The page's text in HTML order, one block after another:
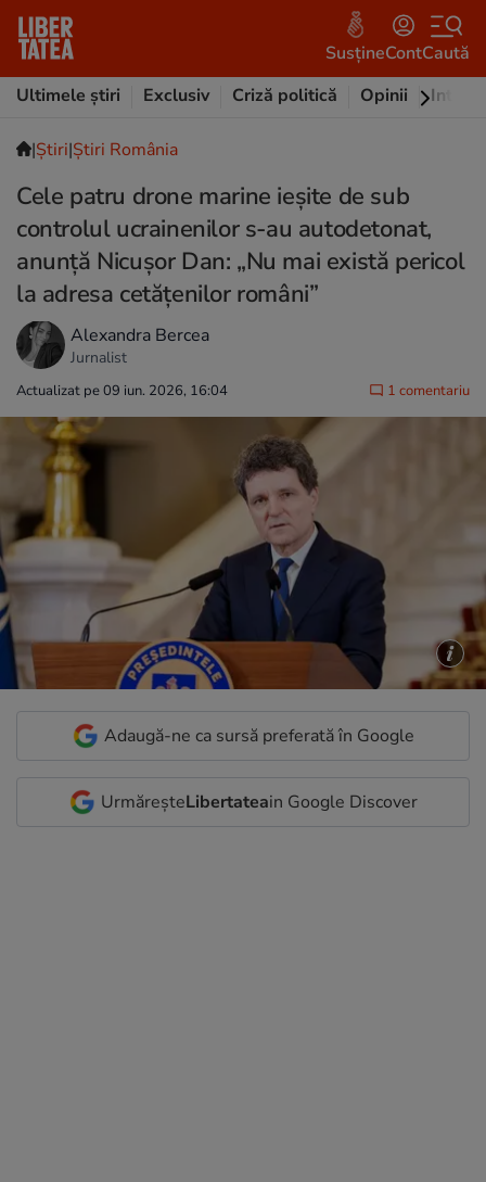
SusțineContCaută
Ultimele știri
Exclusiv Criză politică Opinii
|Ştiri|Știri România
Cele patru drone marine ieșite de sub
controlul ucrainenilor s-au autodetonat,
anunță Nicușor Dan: „Nu mai există pericol
la adresa cetățenilor români”
Alexandra Bercea
Jurnalist
Actualizat pe 09 iun. 2026, 16:04 1 comentariu
Adaugă-ne ca sursă preferată în Google
UrmăreșteLibertateain Google Discover